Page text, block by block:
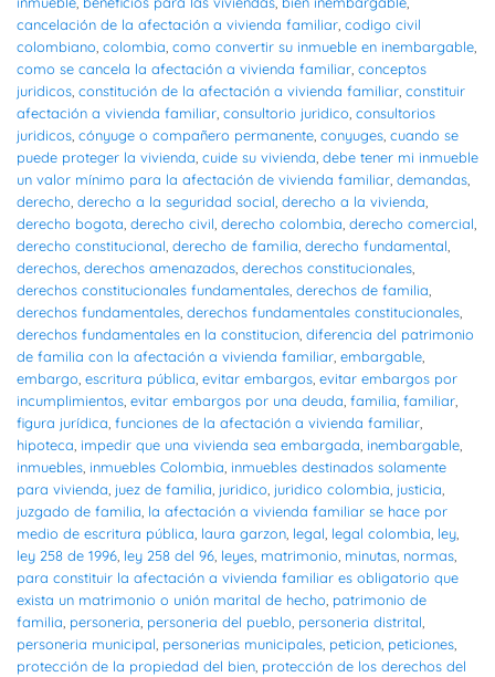
cancelación de la afectación a vivienda familiar, codigo civil
colombiano, colombia, como convertir su inmueble en inembargable,
como se cancela la afectación a vivienda familiar, conceptos
juridicos, constitución de la afectación a vivienda familiar, constituir
afectación a vivienda familiar, consultorio juridico, consultorios
juridicos, cónyuge o compañero permanente, conyuges, cuando se
puede proteger la vivienda, cuide su vivienda, debe tener mi inmueble
un valor mínimo para la afectación de vivienda familiar, demandas,
derecho, derecho a la seguridad social, derecho a la vivienda,
derecho bogota, derecho civil, derecho colombia, derecho comercial,
derecho constitucional, derecho de familia, derecho fundamental,
derechos, derechos amenazados, derechos constitucionales,
derechos constitucionales fundamentales, derechos de familia,
derechos fundamentales, derechos fundamentales constitucionales,
derechos fundamentales en la constitucion, diferencia del patrimonio
de familia con la afectación a vivienda familiar, embargable,
embargo, escritura pública, evitar embargos, evitar embargos por
incumplimientos, evitar embargos por una deuda, familia, familiar,
figura jurídica, funciones de la afectación a vivienda familiar,
hipoteca, impedir que una vivienda sea embargada, inembargable,
inmuebles, inmuebles Colombia, inmuebles destinados solamente
para vivienda, juez de familia, juridico, juridico colombia, justicia,
juzgado de familia, la afectación a vivienda familiar se hace por
medio de escritura pública, laura garzon, legal, legal colombia, ley,
ley 258 de 1996, ley 258 del 96, leyes, matrimonio, minutas, normas,
para constituir la afectación a vivienda familiar es obligatorio que
exista un matrimonio o unión marital de hecho, patrimonio de
familia, personeria, personeria del pueblo, personeria distrital,
personeria municipal, personerias municipales, peticion, peticiones,
protección de la propiedad del bien, protección de los derechos del